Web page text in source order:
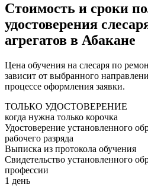
Стоимость и сроки
удостоверения
агрегатов в Абакане
Цена обучения на слесаря по
зависит от выбранного
процессе оформления заявки.
ТОЛЬКО УДОСТОВЕРЕНИЕ
когда нужна только корочка
Удостоверение установленного
рабочего разряда
Выписка из протокола обучения
Свидетельство установленного
профессии
1 день